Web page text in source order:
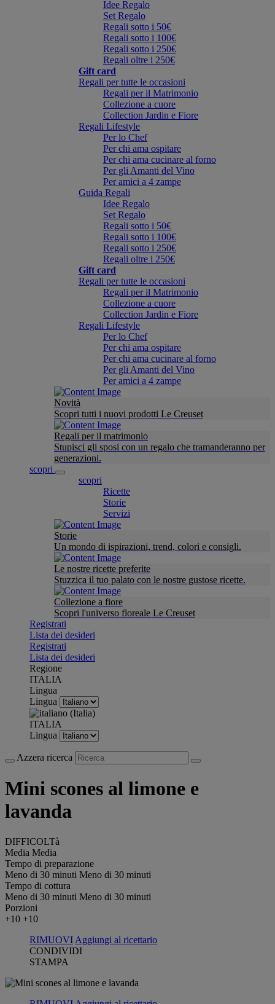
Idee Regalo
Set Regalo
Regali sotto i 50€
Regali sotto i 100€
Regali sotto i 250€
Regali oltre i 250€
Gift card
Regali per tutte le occasioni
Regali per il Matrimonio
Collezione a cuore
Collection Jardin e Fiore
Regali Lifestyle
Per lo Chef
Per chi ama ospitare
Per chi ama cucinare al forno
Per gli Amanti del Vino
Per amici a 4 zampe
Guida Regali
Idee Regalo
Set Regalo
Regali sotto i 50€
Regali sotto i 100€
Regali sotto i 250€
Regali oltre i 250€
Gift card
Regali per tutte le occasioni
Regali per il Matrimonio
Collezione a cuore
Collection Jardin e Fiore
Regali Lifestyle
Per lo Chef
Per chi ama ospitare
Per chi ama cucinare al forno
Per gli Amanti del Vino
Per amici a 4 zampe
Novità
Scopri tutti i nuovi prodotti Le Creuset
Regali per il matrimonio
Stupisci gli sposi con un regalo che tramanderanno per
generazioni.
scopri
scopri
Ricette
Storie
Servizi
Storie
Un mondo di ispirazioni, trend, colori e consigli.
Le nostre ricette preferite
Stuzzica il tuo palato con le nostre gustose ricette.
Collezione a fiore
Scopri l'universo floreale Le Creuset
Registrati
Lista dei desideri
Registrati
Lista dei desideri
Regione
ITALIA
Lingua
Lingua
ITALIA
Lingua
Azzera ricerca
Mini scones al limone e
lavanda
DIFFICOLTà
Media Media
Tempo di preparazione
Meno di 30 minuti Meno di 30 minuti
Tempo di cottura
Meno di 30 minuti Meno di 30 minuti
Porzioni
+10 +10
RIMUOVI Aggiungi al ricettario
CONDIVIDI
STAMPA